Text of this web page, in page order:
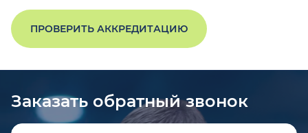
ПРОВЕРИТЬ АККРЕДИТАЦИЮ
Заказать обратный звонок